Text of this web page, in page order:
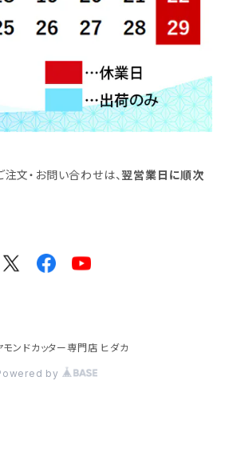
注文・お問い合わせは、翌営業日に順次
ンドカッター専門店 ヒダカ
by